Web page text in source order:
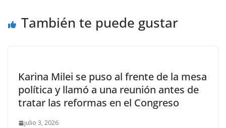
También te puede gustar
Karina Milei se puso al frente de la mesa
política y llamó a una reunión antes de
tratar las reformas en el Congreso
julio 3, 2026